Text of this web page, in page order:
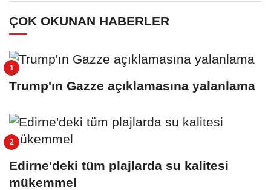
ÇOK OKUNAN HABERLER
Trump'ın Gazze açıklamasına yalanlama
Edirne'deki tüm plajlarda su kalitesi
mükemmel